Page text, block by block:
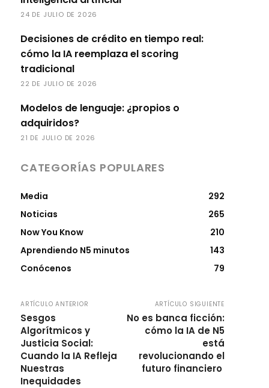
24 DE JULIO DE 2026
Decisiones de crédito en tiempo real:
cómo la IA reemplaza el scoring
tradicional
22 DE JULIO DE 2026
Modelos de lenguaje: ¿propios o
adquiridos?
21 DE JULIO DE 2026
CATEGORÍAS POPULARES
Media
292
Noticias
265
Now You Know
210
Aprendiendo N5 minutos
143
Conócenos
79
ARTÍCULO ANTERIOR
Sesgos
Algorítmicos y
Justicia Social:
Cuando la IA Refleja
Nuestras
Inequidades
ARTÍCULO SIGUIENTE
No es banca ficción:
cómo la IA de N5
está
revolucionando el
futuro financiero